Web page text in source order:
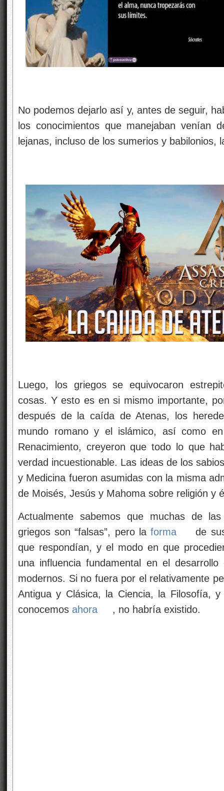
No podemos dejarlo así y, antes de seguir,
los conocimientos que manejaban venían
lejanas, incluso de los sumerios y
Luego, los griegos se equivocaron
cosas. Y esto es en si mismo importante,
después de la caída de Atenas, los
mundo romano y el islámico, así como
Renacimiento, creyeron que todo lo que
verdad incuestionable. Las ideas de los
y Medicina fueron asumidas con la misma
de Moisés, Jesús y Mahoma sobre religión y
Actualmente sabemos que muchas de
griegos son “falsas”, pero laforma
de
que respondían, y el modo en que
una influencia fundamental en el
modernos. Si no fuera por el relativamente
Antigua y Clásica, la Ciencia, la Filosofía,
conocemos ahora , no habría existido.